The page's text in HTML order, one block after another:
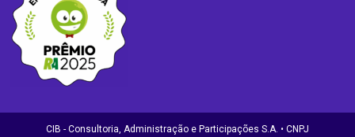
CIB - Consultoria, Administração e Participações S.A. • CNPJ